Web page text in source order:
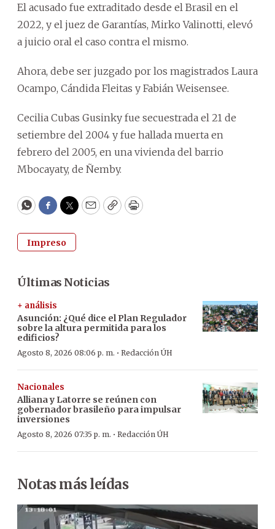
El acusado fue extraditado desde el Brasil en el
2022, y el juez de Garantías, Mirko Valinotti, elevó
a juicio oral el caso contra el mismo.
Ahora, debe ser juzgado por los magistrados Laura
Ocampo, Cándida Fleitas y Fabián Weisensee.
Cecilia Cubas Gusinky fue secuestrada el 21 de
setiembre del 2004 y fue hallada muerta en
febrero del 2005, en una vivienda del barrio
Mbocayaty, de Ñemby.
WhatsApp
Facebook
Twitter
EmailCopyPrint
Impreso
Últimas Noticias
+ análisis
Asunción: ¿Qué dice el Plan Regulador
sobre la altura permitida para los
edificios?
Agosto 8, 2026 08:06 p. m. · Redacción ÚH
Nacionales
Alliana y Latorre se reúnen con
gobernador brasileño para impulsar
inversiones
Agosto 8, 2026 07:35 p. m. · Redacción ÚH
Notas más leídas